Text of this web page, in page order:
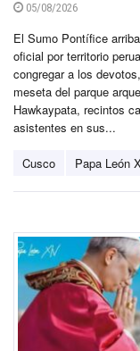
05/08/2026
El Sumo Pontífice
oficial por territorio
congregar a los
meseta del parque
Hawkaypata, recintos
asistentes en sus...
Cusco Papa León